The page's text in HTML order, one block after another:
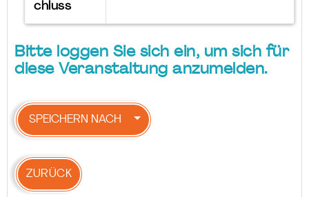
chluss
Bitte loggen Sie sich ein, um sich für
diese Veranstaltung anzumelden.
SPEICHERN NACH
ZURÜCK